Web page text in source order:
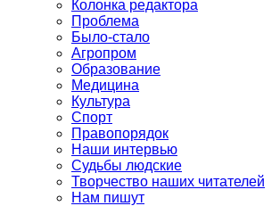
Колонка редактора
Проблема
Было-стало
Агропром
Образование
Медицина
Культура
Спорт
Правопорядок
Наши интервью
Судьбы людские
Творчество наших читателей
Нам пишут